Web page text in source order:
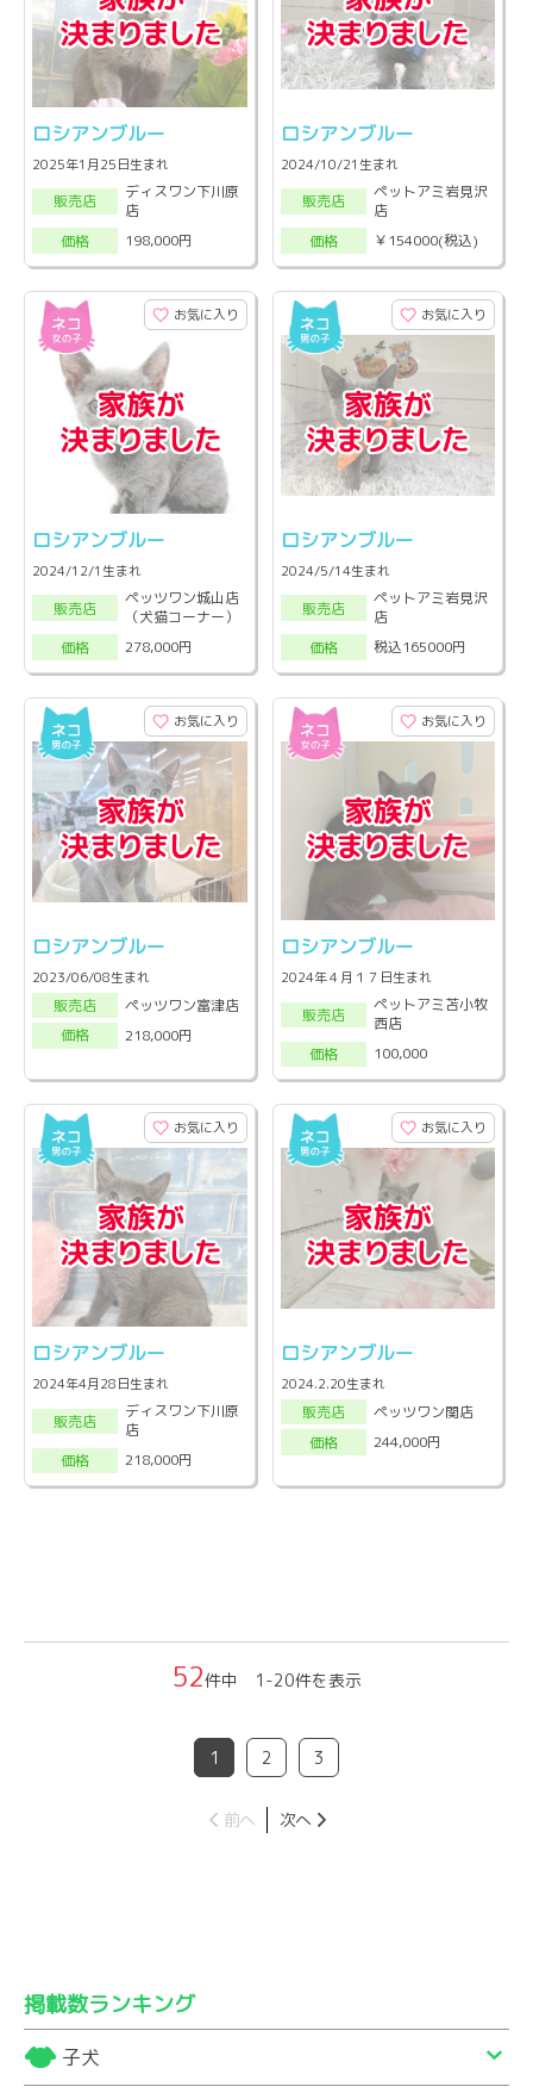
ロシアンブルー
2025年1月25日生まれ
販売店
ディスワン下川原
店
価格
198,000円
ロシアンブルー
2024/10/21生まれ
販売店
ペットアミ岩見沢
店
価格
￥154000(税込)
お気に入り
ロシアンブルー
2024/12/1生まれ
販売店
ペッツワン城山店
（犬猫コーナー）
価格
278,000円
お気に入り
ロシアンブルー
2024/5/14生まれ
販売店
ペットアミ岩見沢
店
価格
税込165000円
お気に入り
ロシアンブルー
2023/06/08生まれ
販売店
ペッツワン富津店
価格
218,000円
お気に入り
ロシアンブルー
2024年４月１７日生まれ
販売店
ペットアミ苫小牧
西店
価格
100,000
お気に入り
ロシアンブルー
2024年4月28日生まれ
販売店
ディスワン下川原
店
価格
218,000円
お気に入り
ロシアンブルー
2024.2.20生まれ
販売店
ペッツワン関店
価格
244,000円
52件中 1-20件を表示
1 2 3
前へ 次へ
掲載数ランキング
子犬